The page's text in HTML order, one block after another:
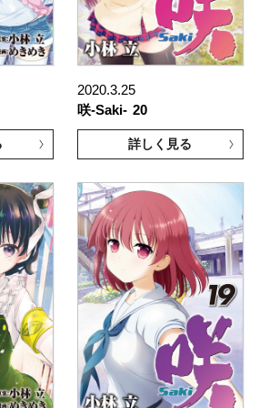
2020.3.25
咲-Saki- 20
詳しく見る